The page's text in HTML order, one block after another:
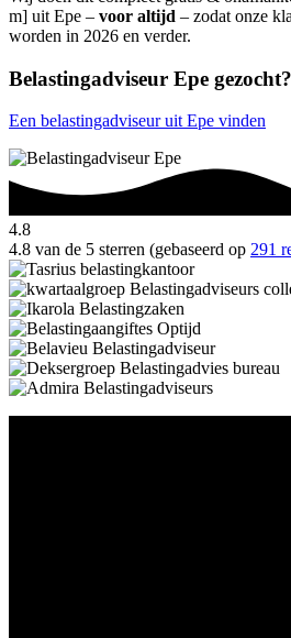
m] uit Epe – voor altijd – zodat onze
worden in 2026 en verder.
Belastingadviseur Epe gezocht?
Een belastingadviseur uit Epe vinden
4.8
4.8 van de 5 sterren (gebaseerd op 291